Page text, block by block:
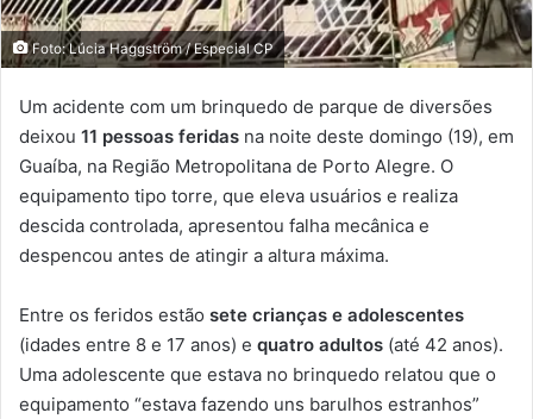
Foto: Lúcia Haggström / Especial CP
Um acidente com um brinquedo de parque de diversões
deixou 11 pessoas feridas na noite deste domingo (19), em
Guaíba, na Região Metropolitana de Porto Alegre. O
equipamento tipo torre, que eleva usuários e realiza
descida controlada, apresentou falha mecânica e
despencou antes de atingir a altura máxima.
Entre os feridos estão sete crianças e adolescentes
(idades entre 8 e 17 anos) e quatro adultos (até 42 anos).
Uma adolescente que estava no brinquedo relatou que o
equipamento “estava fazendo uns barulhos estranhos”